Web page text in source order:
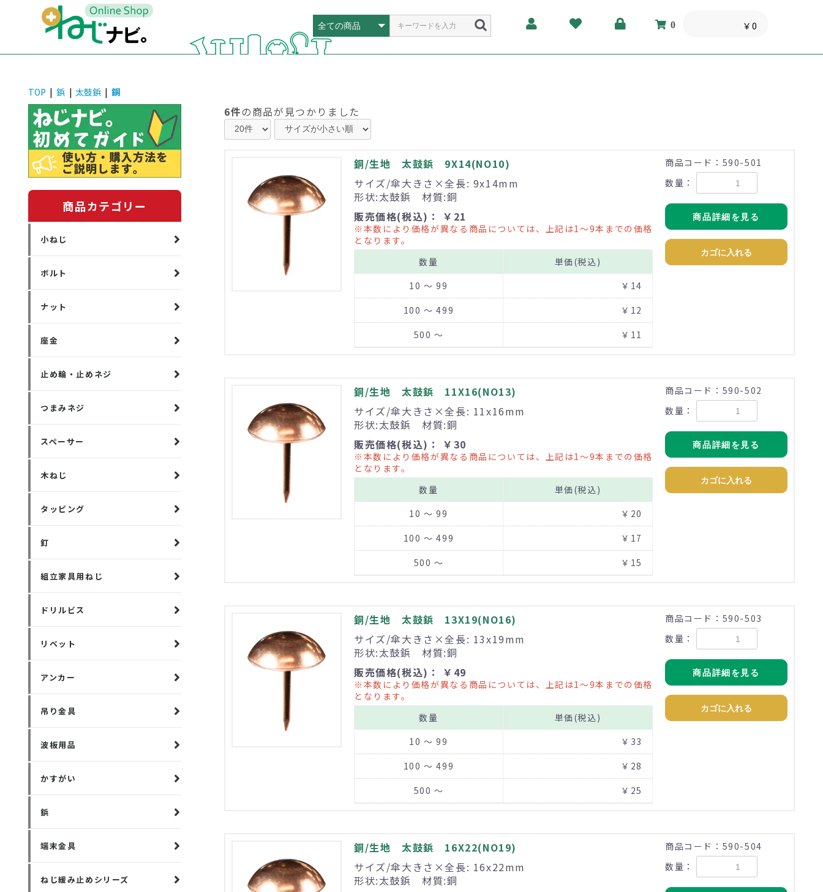
0 ￥0
TOP | 鋲 | 太鼓鋲 | 銅
商品カテゴリー
小ねじ
ボルト
ナット
座金
止め輪・止めネジ
つまみネジ
スペーサー
木ねじ
タッピング
釘
組立家具用ねじ
ドリルビス
リベット
アンカー
吊り金具
波板用品
かすがい
鋲
端末金具
ねじ緩み止めシリーズ
6件の商品が見つかりました
銅/生地 太鼓鋲 9X14(NO10)
サイズ/傘大きさ×全長: 9x14mm
形状:太鼓鋲 材質:銅
販売価格(税込)： ￥21
※本数により価格が異なる商品については、上記は1～9本までの価格
となります。
数量
単価(税込)
10 ～ 99
￥14
100 ～ 499
￥12
500 ～
￥11
商品コード：590-501
数量：
商品詳細を見る
カゴに入れる
銅/生地 太鼓鋲 11X16(NO13)
サイズ/傘大きさ×全長: 11x16mm
形状:太鼓鋲 材質:銅
販売価格(税込)： ￥30
※本数により価格が異なる商品については、上記は1～9本までの価格
となります。
数量
単価(税込)
10 ～ 99
￥20
100 ～ 499
￥17
500 ～
￥15
商品コード：590-502
数量：
商品詳細を見る
カゴに入れる
銅/生地 太鼓鋲 13X19(NO16)
サイズ/傘大きさ×全長: 13x19mm
形状:太鼓鋲 材質:銅
販売価格(税込)： ￥49
※本数により価格が異なる商品については、上記は1～9本までの価格
となります。
数量
単価(税込)
10 ～ 99
￥33
100 ～ 499
￥28
500 ～
￥25
商品コード：590-503
数量：
商品詳細を見る
カゴに入れる
銅/生地 太鼓鋲 16X22(NO19)
サイズ/傘大きさ×全長: 16x22mm
形状:太鼓鋲 材質:銅
商品コード：590-504
数量：